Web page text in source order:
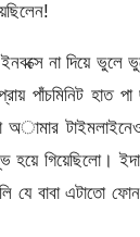
ইনবক্সে না দিয়ে
প্রায় পাঁচমিনিট
অামার
গিয়েছিলো।
যে বাবা এটাতো